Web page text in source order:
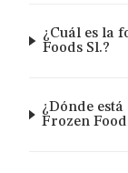
¿Cuál es la
Foods Sl.?
¿Dónde
Frozen